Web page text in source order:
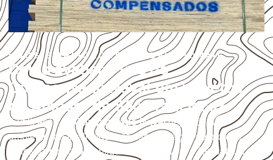
USOS E APLICAÇÕES PROFISSIONAIS
Como avaliar o uso do
Compensado Naval em projetos
de Amparo de São Francisco?
A utilização do Compensado Navaldepende do
ambiente, da finalidade e da especificação do projeto.
Antes da cotação, verifique a
espessura, o formato, a